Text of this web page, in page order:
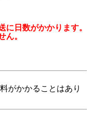
に日数がかかります。
ん。
がかかることはあり